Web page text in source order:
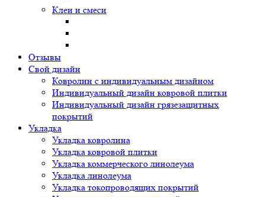
Клеи и смеси
Отзывы
Свой дизайн
Ковролин с индивидуальным дизайном
Индивидуальный дизайн ковровой плитки
Индивидуальный дизайн грязезащитных
покрытий
Укладка
Укладка ковролина
Укладка ковровой плитки
Укладка коммерческого линолеума
Укладка линолеума
Укладка токопроводящих покрытий